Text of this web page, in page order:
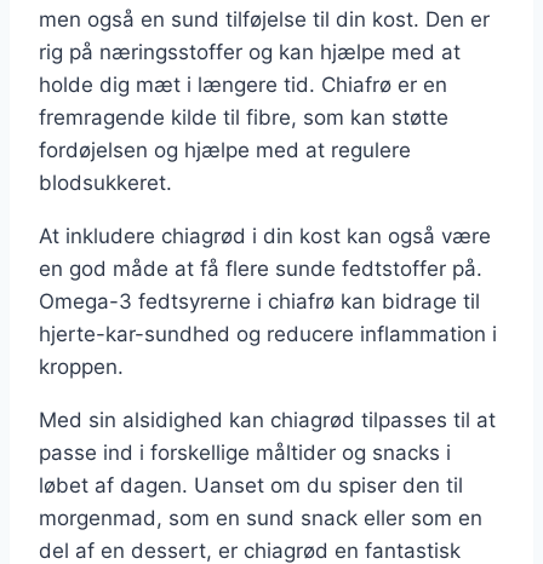
men også en sund tilføjelse til din kost. Den er
rig på næringsstoffer og kan hjælpe med at
holde dig mæt i længere tid. Chiafrø er en
fremragende kilde til fibre, som kan støtte
fordøjelsen og hjælpe med at regulere
blodsukkeret.
At inkludere chiagrød i din kost kan også være
en god måde at få flere sunde fedtstoffer på.
Omega-3 fedtsyrerne i chiafrø kan bidrage til
hjerte-kar-sundhed og reducere inflammation i
kroppen.
Med sin alsidighed kan chiagrød tilpasses til at
passe ind i forskellige måltider og snacks i
løbet af dagen. Uanset om du spiser den til
morgenmad, som en sund snack eller som en
del af en dessert, er chiagrød en fantastisk